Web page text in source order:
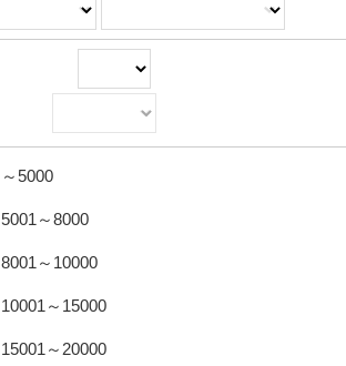
～5000
5001～8000
8001～10000
10001～15000
15001～20000